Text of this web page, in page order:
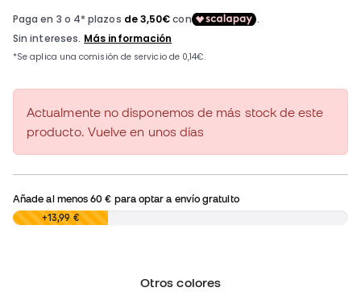
Actualmente no disponemos de más stock de este
producto. Vuelve en unos días
Añade al menos60 € para optar a envío gratuito
0,00 €+13,99 €
Otros colores